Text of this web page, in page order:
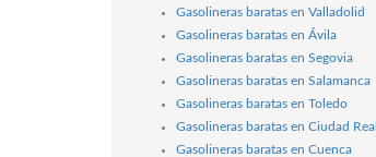
Gasolineras baratas en Valladolid
Gasolineras baratas en Ávila
Gasolineras baratas en Segovia
Gasolineras baratas en Salamanca
Gasolineras baratas en Toledo
Gasolineras baratas en Ciudad Real
Gasolineras baratas en Cuenca